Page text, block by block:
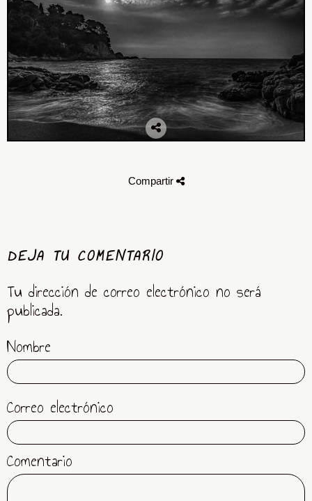
Compartir
DEJA TU COMENTARIO
Tu dirección de correo electrónico no será
publicada.
Nombre
Correo electrónico
Comentario